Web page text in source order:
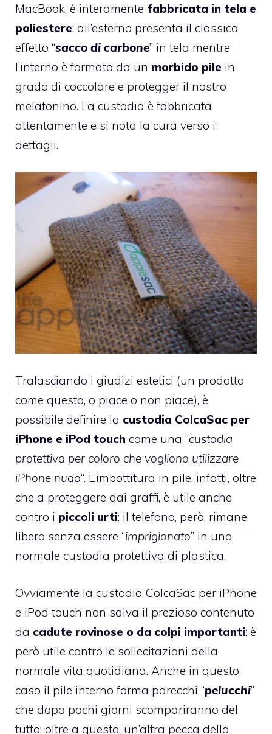
MacBook, è interamente fabbricata in tela e
poliestere: all’esterno presenta il classico
effetto “sacco di carbone” in tela mentre
l’interno è formato da un morbido pile in
grado di coccolare e protegger il nostro
melafonino. La custodia è fabbricata
attentamente e si nota la cura verso i
dettagli.
Tralasciando i giudizi estetici (un prodotto
come questo, o piace o non piace), è
possibile definire la custodia ColcaSac per
iPhone e iPod touch come una “custodia
protettiva per coloro che vogliono utilizzare
iPhone nudo“. L’imbottitura in pile, infatti, oltre
che a proteggere dai graffi, è utile anche
contro i piccoli urti: il telefono, però, rimane
libero senza essere “imprigionato” in una
normale custodia protettiva di plastica.
Ovviamente la custodia ColcaSac per iPhone
e iPod touch non salva il prezioso contenuto
da cadute rovinose o da colpi importanti: è
però utile contro le sollecitazioni della
normale vita quotidiana. Anche in questo
caso il pile interno forma parecchi “pelucchi”
che dopo pochi giorni scompariranno del
tutto; oltre a questo, un’altra pecca della